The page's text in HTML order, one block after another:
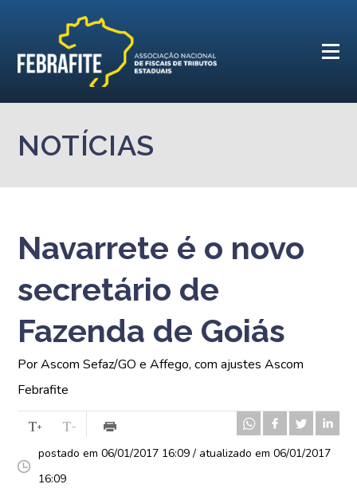
NOTÍCIAS
Navarrete é o novo
secretário de
Fazenda de Goiás
Por Ascom Sefaz/GO e Affego, com ajustes Ascom
Febrafite
postado em 06/01/2017 16:09 / atualizado em 06/01/2017
16:09